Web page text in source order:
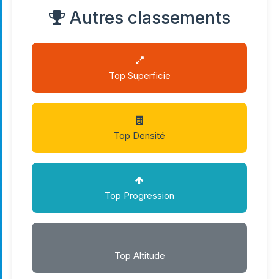
Autres classements
Top Superficie
Top Densité
Top Progression
Top Altitude